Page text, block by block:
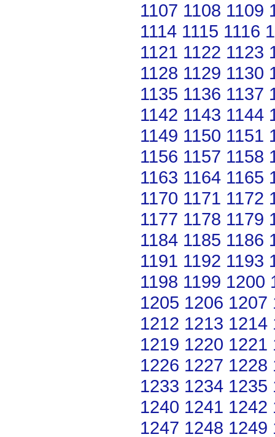
1107 1108 1109
1114 1115 1116
1121 1122 1123
1128 1129 1130
1135 1136 1137
1142 1143 1144
1149 1150 1151
1156 1157 1158
1163 1164 1165
1170 1171 1172
1177 1178 1179
1184 1185 1186
1191 1192 1193
1198 1199 1200
1205 1206 1207
1212 1213 1214
1219 1220 1221
1226 1227 1228
1233 1234 1235
1240 1241 1242
1247 1248 1249